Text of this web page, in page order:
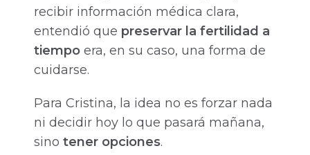
recibir información médica clara,
entendió que preservar la fertilidad a
tiempo era, en su caso, una forma de
cuidarse.
Para Cristina, la idea no es forzar nada
ni decidir hoy lo que pasará mañana,
sino tener opciones.